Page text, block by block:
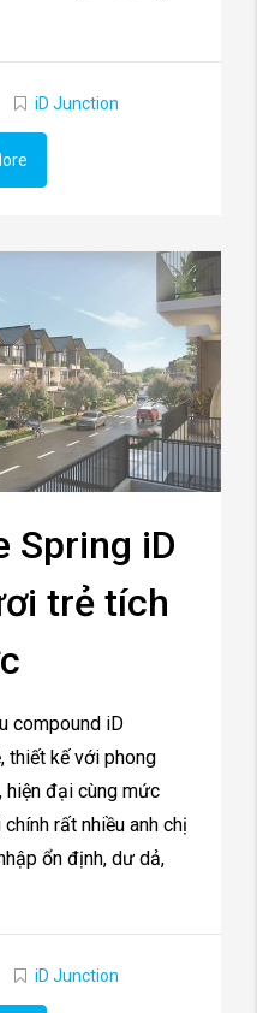
iD Junction
Spring iD
trẻ tích
compound iD
thiết kế với phong
hiện đại cùng mức
rất nhiều anh chị
ổn định, dư dả,
iD Junction